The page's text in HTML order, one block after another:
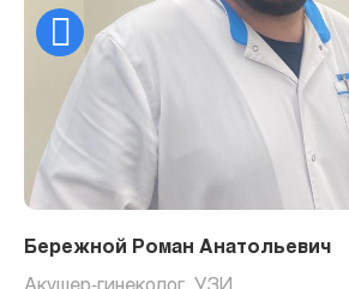
Бережной Роман Анатольевич